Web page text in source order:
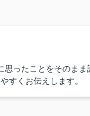
ったことをそのま
すくお伝えします。